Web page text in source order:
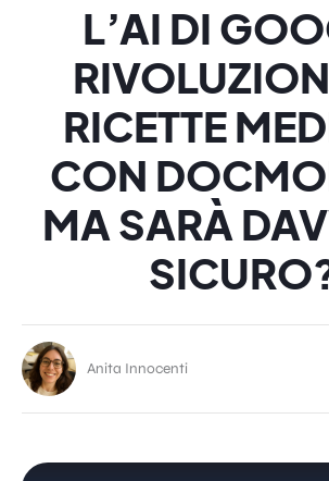
L’AI DI
RICETTE
CON
MA SARÀ
Anita Innocenti